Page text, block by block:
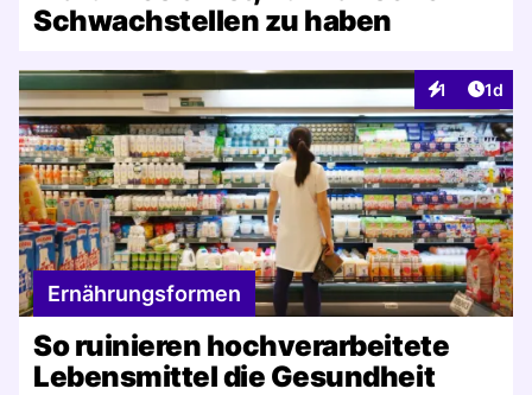
Schwachstellen zu haben
1
Interaktionen
1d
Ernährungsformen
So ruinieren hochverarbeitete
Lebensmittel die Gesundheit